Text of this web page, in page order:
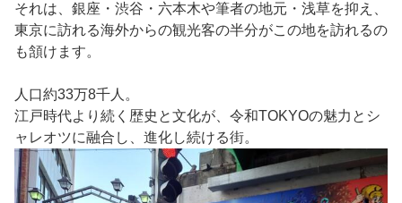
それは、銀座・渋谷・六本木や筆者の地元・浅草を抑え、
東京に訪れる海外からの観光客の半分がこの地を訪れるの
も頷けます。
人口約33万8千人。
江戸時代より続く歴史と文化が、令和TOKYOの魅力とシ
ャレオツに融合し、進化し続ける街。